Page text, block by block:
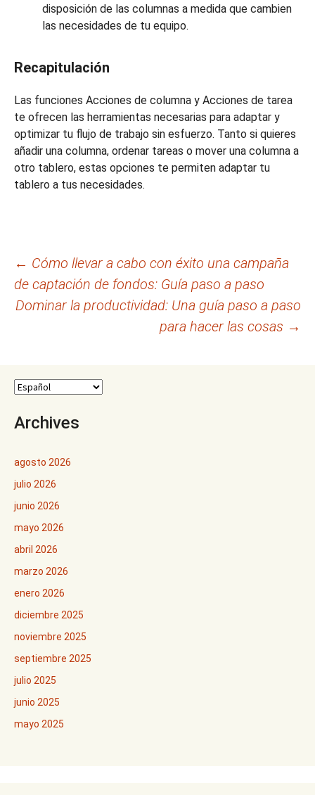
disposición de las columnas a medida que cambien
las necesidades de tu equipo.
Recapitulación
Las funciones Acciones de columna y Acciones de tarea
te ofrecen las herramientas necesarias para adaptar y
optimizar tu flujo de trabajo sin esfuerzo. Tanto si quieres
añadir una columna, ordenar tareas o mover una columna a
otro tablero, estas opciones te permiten adaptar tu
tablero a tus necesidades.
Navegación
de
← Cómo llevar a cabo con éxito una campaña
de captación de fondos: Guía paso a paso
Dominar la productividad: Una guía paso a paso
para hacer las cosas →
Archives
agosto 2026
julio 2026
junio 2026
mayo 2026
abril 2026
marzo 2026
enero 2026
diciembre 2025
noviembre 2025
septiembre 2025
julio 2025
junio 2025
mayo 2025